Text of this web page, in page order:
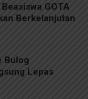
GOTA
Berkelanjutan
Bulog
Lepas